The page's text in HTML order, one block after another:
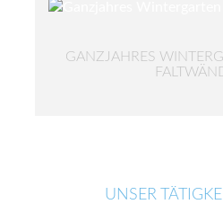
GANZJAHRES
UNSER